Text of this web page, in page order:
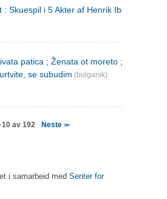
Skuespil i 5 Akter af Henrik Ibsen
patica ; Ženata ot moreto ; Malkijat
se subudim (bulgarsk)
av 192 Neste >>
i samarbeid med Senter for